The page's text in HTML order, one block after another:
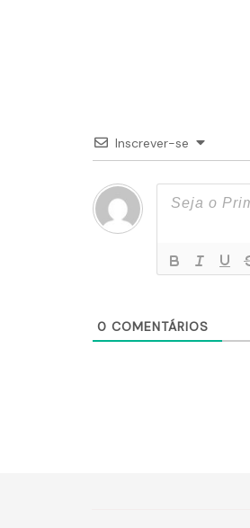
Inscrever-se
0 COMENTÁRIOS